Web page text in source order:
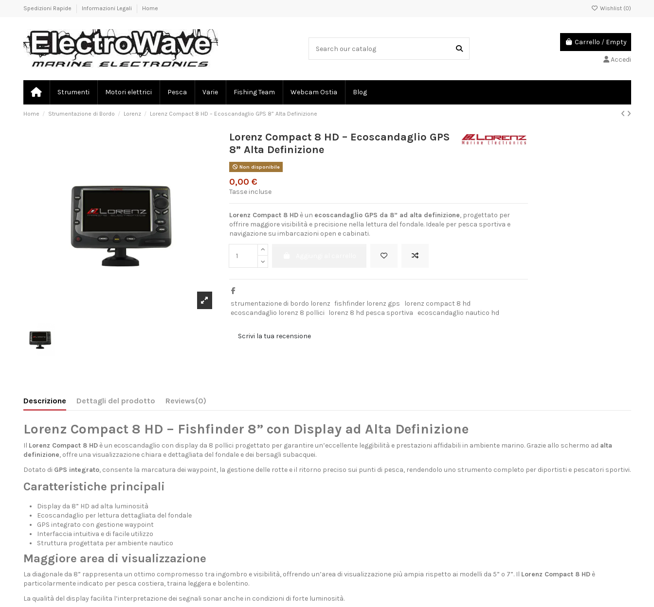
Spedizioni Rapide Informazioni Legali Home Wishlist (0)
Carrello / Empty
Accedi
Strumenti Motori elettrici Pesca Varie Fishing Team Webcam Ostia Blog
Home Strumentazione di Bordo Lorenz Lorenz Compact 8 HD – Ecoscandaglio GPS 8” Alta Definizione
Lorenz Compact 8 HD – Ecoscandaglio GPS
8” Alta Definizione
Non disponibile
0,00 €
Tasse incluse
Lorenz Compact 8 HDè un ecoscandaglio GPS da 8” ad alta definizione, progettato per
offrire maggiore visibilità e precisione nella lettura del fondale. Ideale per pesca sportiva e
navigazione su imbarcazioni open e cabinati.
strumentazione di bordo lorenz fishfinder lorenz gps
lorenz compact 8 hd
ecoscandaglio lorenz 8 pollici
lorenz 8 hd pesca sportiva ecoscandaglio nautico hd
Scrivi la tua recensione
Descrizione Dettagli del prodotto Reviews(0)
Lorenz Compact 8 HD – Fishfinder 8” con Display ad Alta Definizione
Il Lorenz Compact 8 HDè un ecoscandaglio con display da 8 pollici progettato per garantire un’eccellente leggibilità e prestazioni affidabili in ambiente marino. Grazie allo schermo ad alta
definizione, offre una visualizzazione chiara e dettagliata del fondale e dei bersagli subacquei.
Dotato di GPS integrato, consente la marcatura dei waypoint, la gestione delle rotte e il ritorno preciso sui punti di pesca, rendendolo uno strumento completo per diportisti e pescatori sportivi.
Caratteristiche principali
Display da 8” HD ad alta luminosità
Ecoscandaglio per lettura dettagliata del fondale
GPS integrato con gestione waypoint
Interfaccia intuitiva e di facile utilizzo
Struttura progettata per ambiente nautico
Maggiore area di visualizzazione
La diagonale da 8” rappresenta un ottimo compromesso tra ingombro e visibilità, offrendo un’area di visualizzazione più ampia rispetto ai modelli da 5” o 7”. Il Lorenz Compact 8 HDè
particolarmente indicato per pesca costiera, traina leggera e bolentino.
La qualità del display facilita l’interpretazione dei segnali sonar anche in condizioni di forte luminosità.